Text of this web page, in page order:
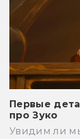
Первые
про Зуко
Увидим ли мы